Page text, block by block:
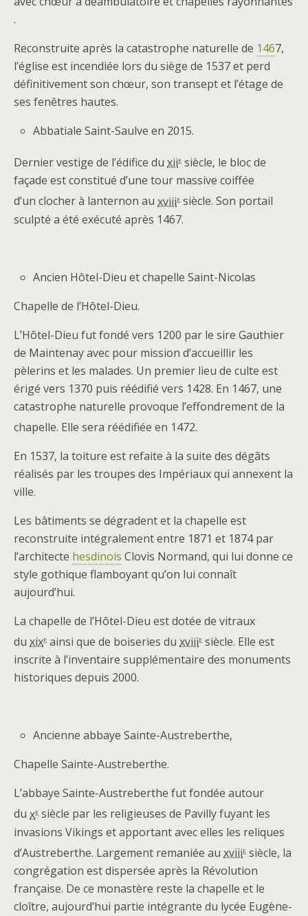
.
Reconstruite après la catastrophe naturelle de 1467,
l’église est incendiée lors du siège de 1537 et perd
définitivement son chœur, son transept et l’étage de
ses fenêtres hautes.
Abbatiale Saint-Saulve en 2015.
Dernier vestige de l’édifice du xiie siècle, le bloc de
façade est constitué d’une tour massive coiffée
d’un clocher à lanternon au xviiie siècle. Son portail
sculpté a été exécuté après 1467.
Ancien Hôtel-Dieu et chapelle Saint-Nicolas
Chapelle de l’Hôtel-Dieu.
L’Hôtel-Dieu fut fondé vers 1200 par le sire Gauthier
de Maintenay avec pour mission d’accueillir les
pèlerins et les malades. Un premier lieu de culte est
érigé vers 1370 puis réédifié vers 1428. En 1467, une
catastrophe naturelle provoque l’effondrement de la
chapelle. Elle sera réédifiée en 1472.
En 1537, la toiture est refaite à la suite des dégâts
réalisés par les troupes des Impériaux qui annexent la
ville.
Les bâtiments se dégradent et la chapelle est
reconstruite intégralement entre 1871 et 1874 par
l’architecte hesdinois Clovis Normand, qui lui donne ce
style gothique flamboyant qu’on lui connaît
aujourd’hui.
La chapelle de l’Hôtel-Dieu est dotée de vitraux
du xixe ainsi que de boiseries du xviiie siècle. Elle est
inscrite à l’inventaire supplémentaire des monuments
historiques depuis 2000.
Ancienne abbaye Sainte-Austreberthe,
Chapelle Sainte-Austreberthe.
L’abbaye Sainte-Austreberthe fut fondée autour
du xe siècle par les religieuses de Pavilly fuyant les
invasions Vikings et apportant avec elles les reliques
d’Austreberthe. Largement remaniée au xviiie siècle, la
congrégation est dispersée après la Révolution
française. De ce monastère reste la chapelle et le
cloître, aujourd’hui partie intégrante du lycée Eugène-